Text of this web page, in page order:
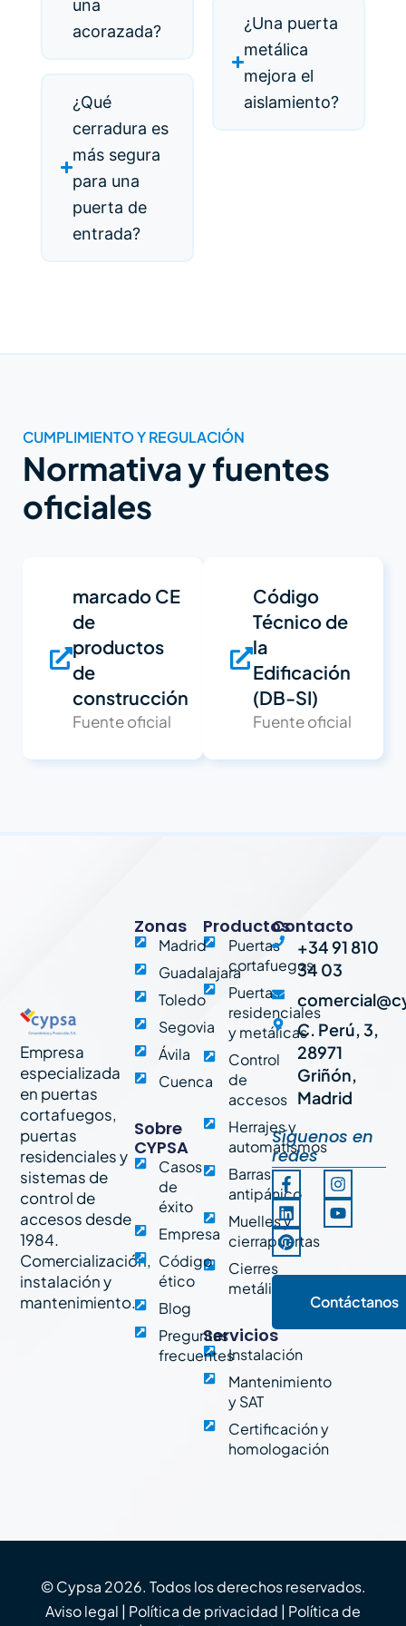
una
acorazada?
¿Qué
cerradura es
más segura
para una
puerta de
entrada?
¿Una puerta
metálica
mejora el
aislamiento?
CUMPLIMIENTO Y REGULACIÓN
Normativa y fuentes
oficiales
marcado CE
de
productos
de
construcción
Fuente oficial
Código
Técnico de
la
Edificación
(DB-SI)
Fuente oficial
Empresa
especializada
en puertas
cortafuegos,
puertas
residenciales y
sistemas de
control de
accesos desde
1984.
Comercialización,
instalación y
mantenimiento.
Productos
Puertas
cortafuegos
Puertas
residenciales
y metálicas
Control
de
accesos
Herrajes y
automatismos
Barras
antipánico
Muelles y
cierrapuertas
Cierres
metálicos
Servicios
Instalación
Mantenimiento
y SAT
Certificación y
homologación
Zonas
Madrid
Guadalajara
Toledo
Segovia
Ávila
Cuenca
Sobre
CYPSA
Casos
de
éxito
Empresa
Código
ético
Blog
Preguntas
frecuentes
Contacto
+34 91 810
34 03
C. Perú, 3,
28971
Griñón,
Madrid
Síguenos en
redes
F
a
c
e
b
o
o
I
n
s
t
r
m
L
i
n
k
e
d
i
Y
o
u
t
e
P
i
n
t
e
r
e
Contáctanos
© Cypsa 2026. Todos los derechos reservados.
Aviso legal | Política de privacidad | Política de